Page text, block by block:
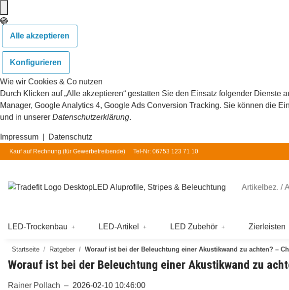
Alle akzeptieren
Konfigurieren
Wie wir Cookies & Co nutzen
Durch Klicken auf „Alle akzeptieren“ gestatten Sie den Einsatz folgender
Manager, Google Analytics 4, Google Ads Conversion Tracking. Sie können die
und in unserer Datenschutzerklärung.
Impressum Datenschutz
Kauf auf Rechnung (für Gewerbetreibende) Tel-Nr: 06753 123 71 10
LED Aluprofile, Stripes & Beleuchtung
LED-Trockenbau LED-Artikel LED Zubehör Zierleisten
Startseite Ratgeber Worauf ist bei der Beleuchtung einer Akustikwand zu achten? –
Worauf ist bei der Beleuchtung einer Akustikwand zu
Rainer Pollach – 2026-02-10 10:46:00